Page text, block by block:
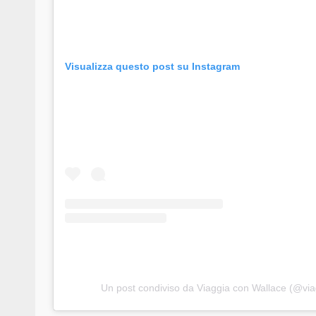
Visualizza questo post su Instagram
Un post condiviso da Viaggia con Wallace